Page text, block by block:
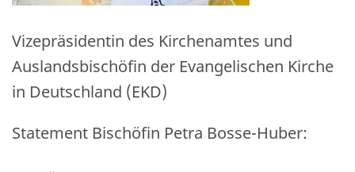
Vizepräsidentin des Kirchenamtes und
Auslandsbischöfin der Evangelischen Kirche
in Deutschland (EKD)
Statement Bischöfin Petra Bosse-Huber: